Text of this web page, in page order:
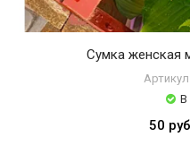
Сумка женская
Артикул:
В
50